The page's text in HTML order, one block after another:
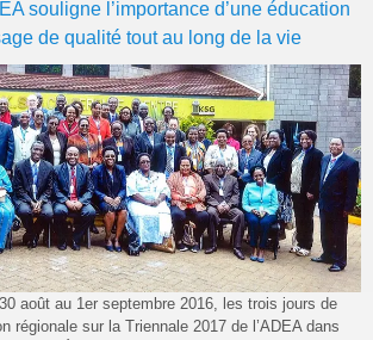
souligne l’importance d’une éducation
de qualité tout au long de la vie
août au 1er septembre 2016, les trois jours de
régionale sur la Triennale 2017 de l’ADEA dans